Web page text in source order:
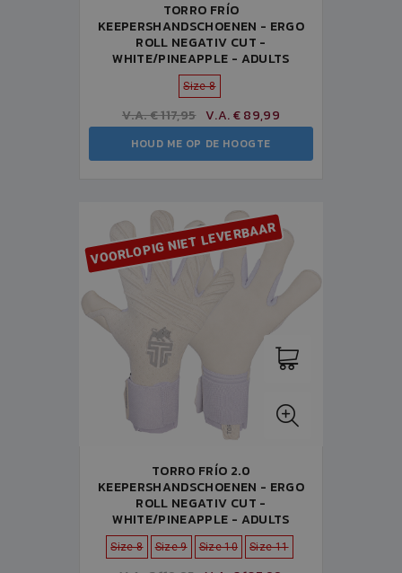
TORRO FRÍO
KEEPERSHANDSCHOENEN - ERGO
ROLL NEGATIV CUT -
WHITE/PINEAPPLE - ADULTS
Size 8
V.A. € 117,95 V.A. € 89,99
HOUD ME OP DE HOOGTE
VOORLOPIG NIET LEVERBAAR
TORRO FRÍO 2.0
KEEPERSHANDSCHOENEN - ERGO
ROLL NEGATIV CUT -
WHITE/PINEAPPLE - ADULTS
Size 8 Size 9 Size 10 Size 11